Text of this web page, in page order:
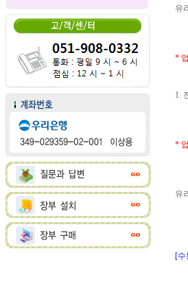
유
*
1.
*
유
[수